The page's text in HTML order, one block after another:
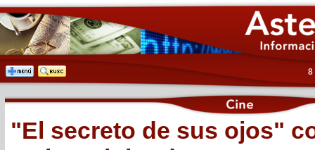
8
"El secreto de sus ojos"